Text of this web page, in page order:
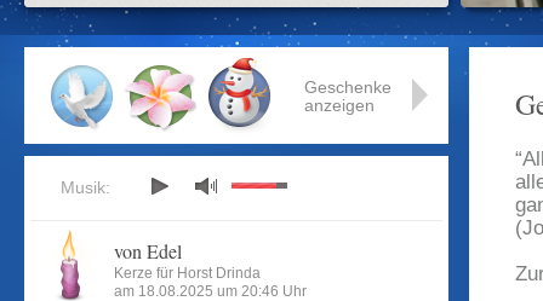
Geschenke
anzeigen
Musik:
von Edel
Kerze für Horst Drinda
am 18.08.2025 um 20:46 Uhr